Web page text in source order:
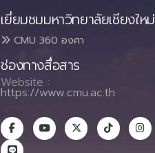
เยี่ยมชมมหาวิทยาลัยเชียงใหม่
CMU 360 องศา
ช่องทางสื่อสาร
Website :
https://www.cmu.ac.th